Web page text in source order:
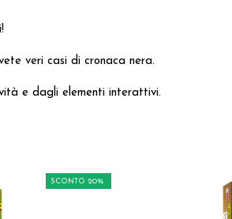
veri casi di cronaca nera.
e dagli elementi interattivi.
SCONTO 20%